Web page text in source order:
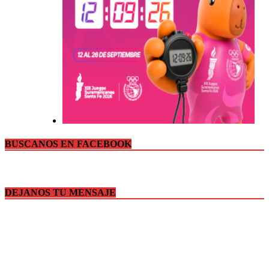
BUSCANOS EN FACEBOOK
DEJANOS TU MENSAJE